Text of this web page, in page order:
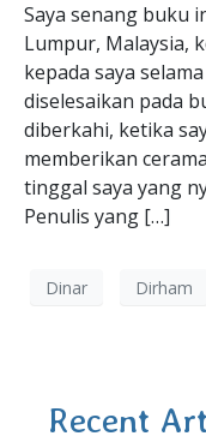
Saya senang buku
Lumpur, Malaysia,
kepada saya
diselesaikan pada
diberkahi, ketika
memberikan
tinggal saya yang
Penulis yang […]
Dinar Dirham
Recent